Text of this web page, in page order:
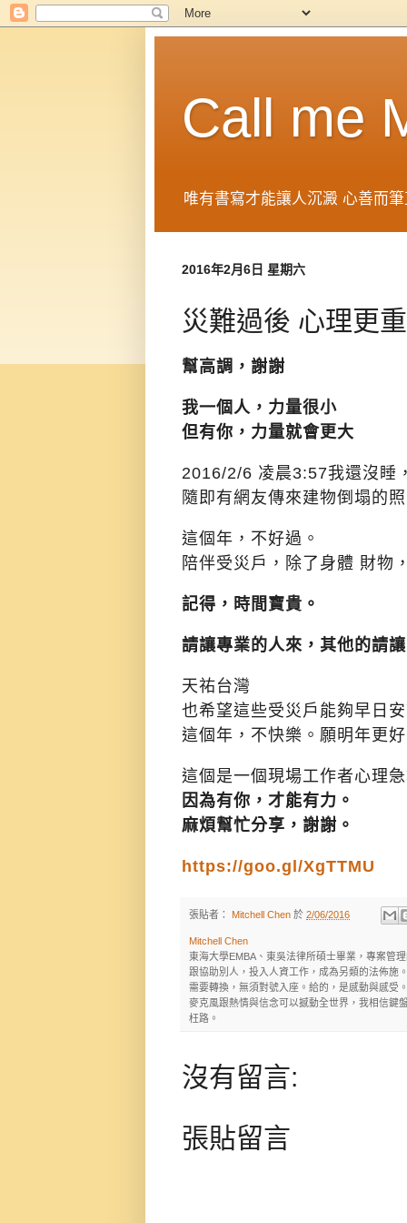
Call me
唯有書寫才能讓人沉澱 心善而
2016年2月6日 星期六
災難過後 心理更
幫高調，謝謝
我一個人，力量很小
但有你，力量就會更大
2016/2/6 凌晨3:57我還沒睡
隨即有網友傳來建物倒塌的照
這個年，不好過。
陪伴受災戶，除了身體 財物
記得，時間寶貴。
請讓專業的人來，其他的請讓
天祐台灣
也希望這些受災戶能夠早日
這個年，不快樂。願明年更好
這個是一個現場工作者心理急
因為有你，才能有力。
麻煩幫忙分享，謝謝。
https://goo.gl/XgTTMU
張貼者： Mitchell Chen 於 2/06/2016
Mitchell Chen
東海大學EMBA、東吳法律所碩士畢業，專案管
跟協助別人，投入人資工作，成為另類的法佈施
需要轉換，無須對號入座。給的，是感動與感受
麥克風跟熱情與信念可以撼動全世界，我相信鍵
枉路。
沒有留言:
張貼留言